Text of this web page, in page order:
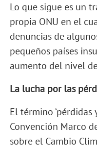
Lo que sigue es un
propia ONU en el
denuncias de
pequeños países
aumento del nivel
La lucha por las
El término ‘pérdidas
Convención Marco
sobre el Cambio